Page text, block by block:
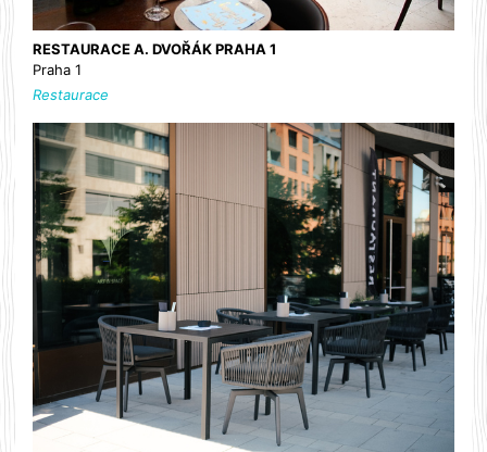
RESTAURACE A. DVOŘÁK PRAHA 1
Praha 1
Restaurace